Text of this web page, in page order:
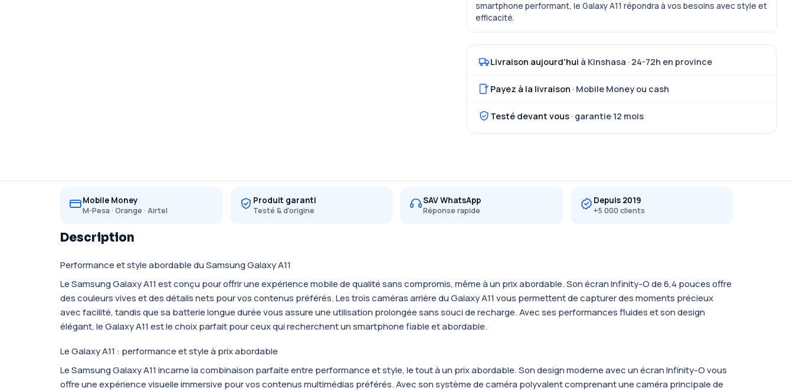
smartphone performant, le Galaxy A11 répondra à vos besoins avec style et
efficacité.
Livraison aujourd'hui à Kinshasa · 24-72h en province
Payez à la livraison · Mobile Money ou cash
Testé devant vous· garantie 12 mois
Mobile Money
M-Pesa · Orange · Airtel
Produit garanti
Testé & d'origine
SAV WhatsApp
Réponse rapide
Depuis 2019
+5 000 clients
Description
Performance et style abordable du Samsung Galaxy A11
Le Samsung Galaxy A11 est conçu pour offrir une expérience mobile de qualité sans compromis, même à un prix abordable. Son écran Infinity-O de 6,4 pouces offre
des couleurs vives et des détails nets pour vos contenus préférés. Les trois caméras arrière du Galaxy A11 vous permettent de capturer des moments précieux
avec facilité, tandis que sa batterie longue durée vous assure une utilisation prolongée sans souci de recharge. Avec ses performances fluides et son design
élégant, le Galaxy A11 est le choix parfait pour ceux qui recherchent un smartphone fiable et abordable.
Le Galaxy A11 : performance et style à prix abordable
Le Samsung Galaxy A11 incarne la combinaison parfaite entre performance et style, le tout à un prix abordable. Son design moderne avec un écran Infinity-O vous
offre une expérience visuelle immersive pour vos contenus multimédias préférés. Avec son système de caméra polyvalent comprenant une caméra principale de